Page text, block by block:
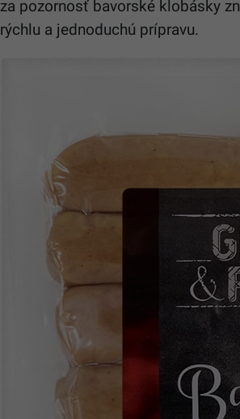
za pozornosť bavorské klobásky
rýchlu a jednoduchú prípravu.